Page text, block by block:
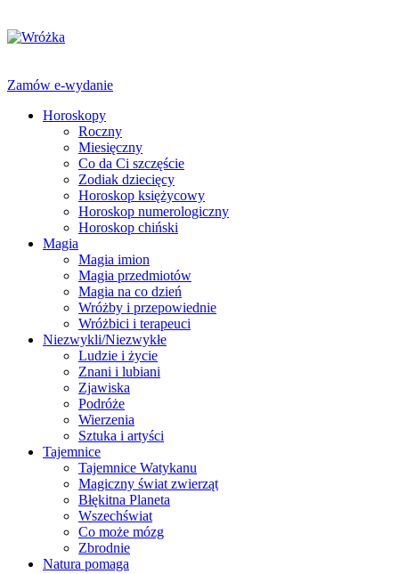
Zamów e-wydanie
Horoskopy
Roczny
Miesięczny
Co da Ci szczęście
Zodiak dziecięcy
Horoskop księżycowy
Horoskop numerologiczny
Horoskop chiński
Magia
Magia imion
Magia przedmiotów
Magia na co dzień
Wróżby i przepowiednie
Wróżbici i terapeuci
Niezwykli/Niezwykłe
Ludzie i życie
Znani i lubiani
Zjawiska
Podróże
Wierzenia
Sztuka i artyści
Tajemnice
Tajemnice Watykanu
Magiczny świat zwierząt
Błękitna Planeta
Wszechświat
Co może mózg
Zbrodnie
Natura pomaga